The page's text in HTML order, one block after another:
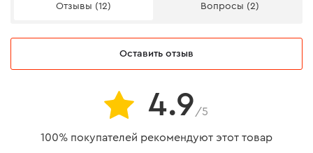
обеспечивается снижение внутреннего напряжения.
за счет твердосплавной напайки премиум-сегмента.
Другой особенностью диска является высокоточная
Отзывы (12) Вопросы (2)
Оставить отзыв
4.9 /5
100% покупателей рекомендуют этот товар